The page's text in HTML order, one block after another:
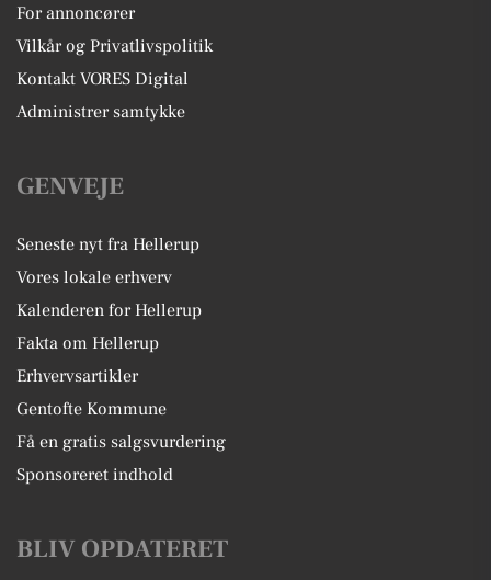
For annoncører
Vilkår og Privatlivspolitik
Kontakt VORES Digital
Administrer samtykke
GENVEJE
Seneste nyt fra Hellerup
Vores lokale erhverv
Kalenderen for Hellerup
Fakta om Hellerup
Erhvervsartikler
Gentofte Kommune
Få en gratis salgsvurdering
Sponsoreret indhold
BLIV OPDATERET